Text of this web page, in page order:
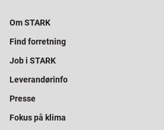
Om STARK
Find forretning
Job i STARK
Leverandørinfo
Presse
Fokus på klima